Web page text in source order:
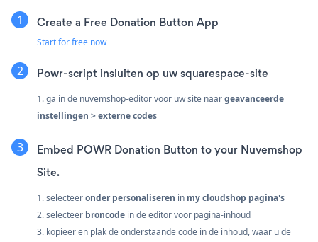
Create a Free Donation Button App
Start for free now
Powr-script insluiten op uw squarespace-site
1. ga in de nuvemshop-editor voor uw site naargeavanceerde
instellingen > externe codes
Embed POWR Donation Button to your Nuvemshop
Site.
1. selecteeronder personaliseren in my cloudshop pagina's
2. selecteer broncode in de editor voor pagina-inhoud
3. kopieer en plak de onderstaande code in de inhoud, waar u de